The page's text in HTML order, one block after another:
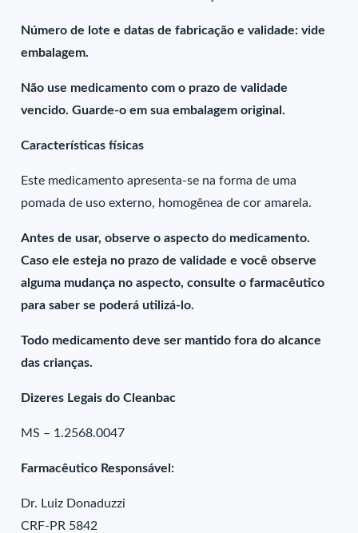
Número de lote e datas de fabricação e validade: vide
embalagem.
Não use medicamento com o prazo de validade
vencido. Guarde-o em sua embalagem original.
Características físicas
Este medicamento apresenta-se na forma de uma
pomada de uso externo, homogênea de cor amarela.
Antes de usar, observe o aspecto do medicamento.
Caso ele esteja no prazo de validade e você observe
alguma mudança no aspecto, consulte o farmacêutico
para saber se poderá utilizá-lo.
Todo medicamento deve ser mantido fora do alcance
das crianças.
Dizeres Legais do Cleanbac
MS – 1.2568.0047
Farmacêutico Responsável:
Dr. Luiz Donaduzzi
CRF-PR 5842